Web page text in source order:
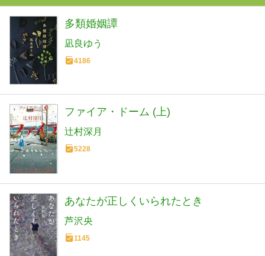
多類婚姻譚
凪良ゆう
4186
ファイア・ドーム (上)
辻村深月
5228
あなたが正しくいられたとき
芦沢央
1145